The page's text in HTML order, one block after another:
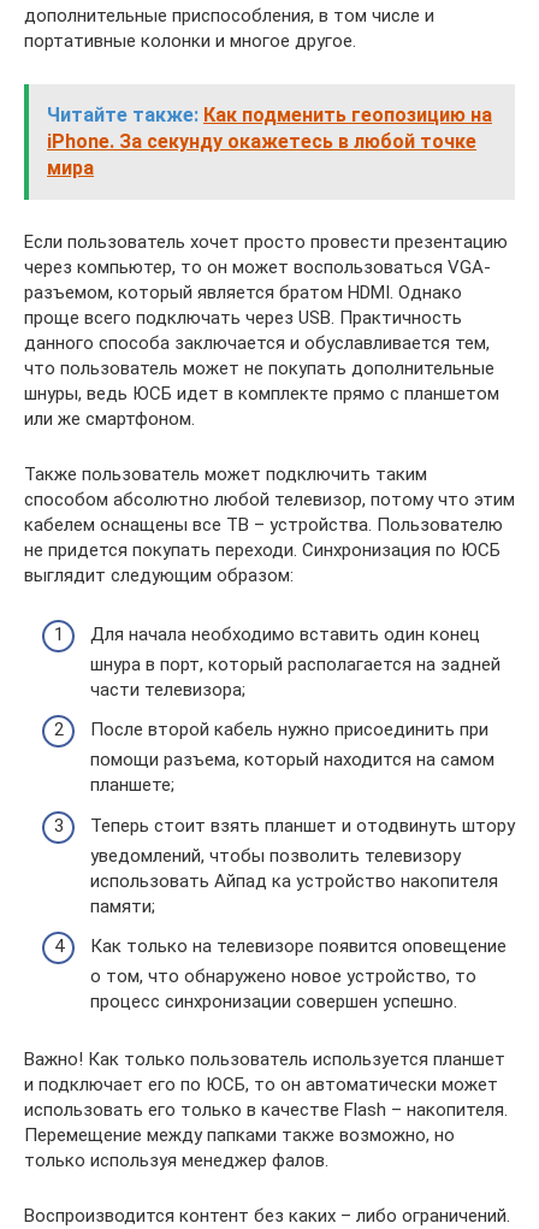
дополнительные приспособления, в том числе и
портативные колонки и многое другое.
Читайте также: Как подменить геопозицию на
iPhone. За секунду окажетесь в любой точке
мира
Если пользователь хочет просто провести презентацию
через компьютер, то он может воспользоваться VGA-
разъемом, который является братом HDMI. Однако
проще всего подключать через USB. Практичность
данного способа заключается и обуславливается тем,
что пользователь может не покупать дополнительные
шнуры, ведь ЮСБ идет в комплекте прямо с планшетом
или же смартфоном.
Также пользователь может подключить таким
способом абсолютно любой телевизор, потому что этим
кабелем оснащены все ТВ – устройства. Пользователю
не придется покупать переходи. Синхронизация по ЮСБ
выглядит следующим образом:
Для начала необходимо вставить один конец
шнура в порт, который располагается на задней
части телевизора;
После второй кабель нужно присоединить при
помощи разъема, который находится на самом
планшете;
Теперь стоит взять планшет и отодвинуть штору
уведомлений, чтобы позволить телевизору
использовать Айпад ка устройство накопителя
памяти;
Как только на телевизоре появится оповещение
о том, что обнаружено новое устройство, то
процесс синхронизации совершен успешно.
Важно! Как только пользователь используется планшет
и подключает его по ЮСБ, то он автоматически может
использовать его только в качестве Flash – накопителя.
Перемещение между папками также возможно, но
только используя менеджер фалов.
Воспроизводится контент без каких – либо ограничений.